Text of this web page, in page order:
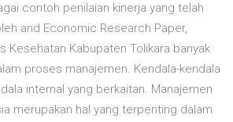
contoh penilaian kinerja yang telah
and Economic Research Paper,
Kesehatan Kabupaten Tolikara banyak
proses manajemen. Kendala-kendala
internal yang berkaitan. Manajemen
merupakan hal yang terpenting dalam